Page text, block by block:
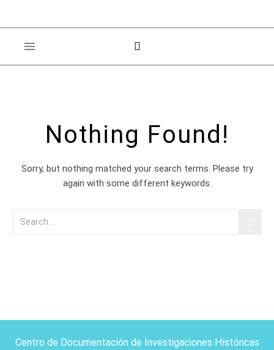
Nothing Found!
Sorry, but nothing matched your search terms. Please try
again with some different keywords.
Centro de Documentación de Investigaciones Históricas